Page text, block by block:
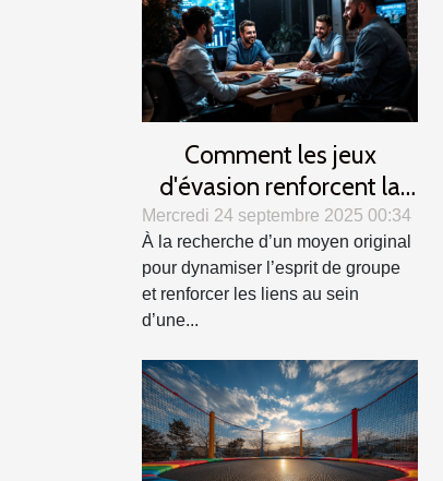
Comment les jeux
d'évasion renforcent la
cohésion d'équipe ?
Mercredi 24 septembre 2025 00:34
À la recherche d’un moyen original
pour dynamiser l’esprit de groupe
et renforcer les liens au sein
d’une...